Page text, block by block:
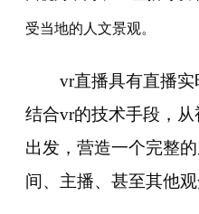
受当地的人文景观。
vr直播具有直播实
结合vr的技术手段，
出发，营造一个完整
间、主播、甚至其他观